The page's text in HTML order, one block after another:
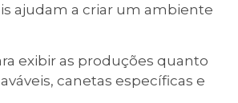
ajudam a criar um ambiente
exibir as produções quanto
canetas específicas e